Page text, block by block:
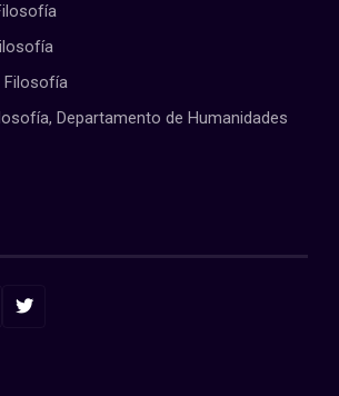
Filosofía
Departamento de Humanidades